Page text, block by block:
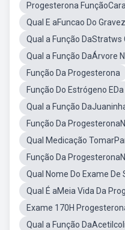
Progesterona
Qual E aFuncao Do
Qual a Função DaStratws
Qual a Função DaÁrvore
Função Da Progesterona
Função Do Estrógeno
Qual a Função
Função Da
Qual Medicação
Função Da
Qual Nome Do Exame
Qual É aMeia Vida Da
Exame 170H
Qual a Função